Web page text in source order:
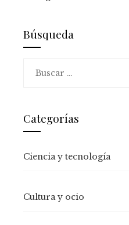
Búsqueda
Categorías
Ciencia y tecnología
Cultura y ocio